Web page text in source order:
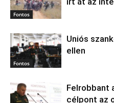
Fontos
Fontos
Uniós
ellen
Felrobbant
célpont az